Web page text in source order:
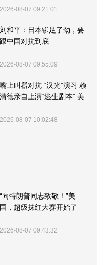
2026-08-07 09:21:01
刘和平：日本铆足了劲，要
跟中国对抗到底
2026-08-07 09:55:09
嘴上叫嚣对抗 “汉光”演习 赖
清德亲自上演“逃生剧本” 美
2026-08-07 10:02:48
“向特朗普同志致敬！”美
国，超级抹红大赛开始了
2026-08-07 09:43:32